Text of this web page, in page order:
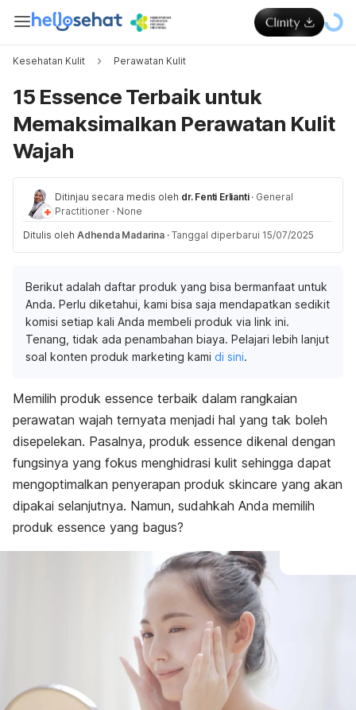
Kesehatan Kulit Perawatan Kulit
15 Essence Terbaik untuk
Memaksimalkan Perawatan Kulit
Wajah
Ditinjau secara medis oleh dr. Fenti Erlianti · General
Practitioner · None
Ditulis oleh Adhenda Madarina · Tanggal diperbarui 15/07/2025
Berikut adalah daftar produk yang bisa bermanfaat untuk
Anda. Perlu diketahui, kami bisa saja mendapatkan sedikit
komisi setiap kali Anda membeli produk via link ini.
Tenang, tidak ada penambahan biaya. Pelajari lebih lanjut
soal konten produk marketing kami di sini.
Memilih produk essence terbaik dalam rangkaian
perawatan wajah ternyata menjadi hal yang tak boleh
disepelekan. Pasalnya, produk essence dikenal dengan
fungsinya yang fokus menghidrasi kulit sehingga dapat
mengoptimalkan penyerapan produk skincare yang akan
dipakai selanjutnya. Namun, sudahkah Anda memilih
produk essence yang bagus?